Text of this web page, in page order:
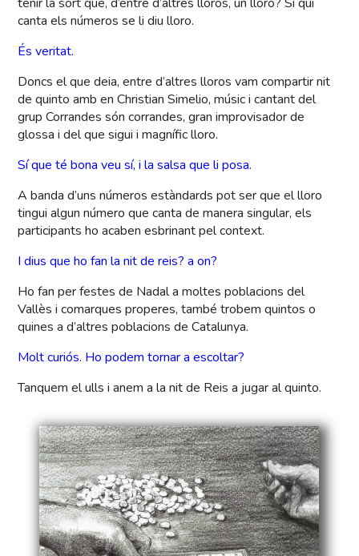
canta els números se li diu lloro.
És veritat.
Doncs el que deia, entre d’altres lloros vam compartir nit
de quinto amb en Christian Simelio, músic i cantant del
grup Corrandes són corrandes, gran improvisador de
glossa i del que sigui i magnífic lloro.
Sí que té bona veu sí, i la salsa que li posa.
A banda d’uns números estàndards pot ser que el lloro
tingui algun número que canta de manera singular, els
participants ho acaben esbrinant pel context.
I dius que ho fan la nit de reis? a on?
Ho fan per festes de Nadal a moltes poblacions del
Vallès i comarques properes, també trobem quintos o
quines a d’altres poblacions de Catalunya.
Molt curiós. Ho podem tornar a escoltar?
Tanquem el ulls i anem a la nit de Reis a jugar al quinto.